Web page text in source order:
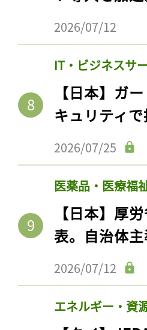
2026/07/12
IT・ビジネスサ
【日本】ガ
キュリティ
2026/07/25
医薬品・医療福
【日本】厚
表。自治体
2026/07/12
エネルギー・資